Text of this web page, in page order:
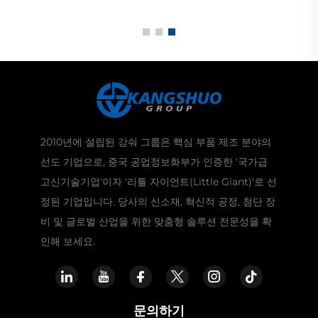
2010년에 설립된 강숴 그룹은 핵심 부품 제조 분야의
선도 기업으로, 중국 공업정보화부가 인증한 '국가급
고신기술기업'이자 '리틀 자이언트(Little Giant)'로 선
정된 기업입니다. 당사의 신소재, 혁신적 공정, 첨단 장
비 및 글로벌 산업을 위한 맞춤형 솔루션 전문성을 확
인해 보세요.
문의하기